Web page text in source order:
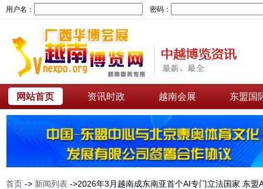
用户名： 密码：
网站首页 资讯时政 越南会展 东盟国
首页 -> 新闻列表 ->2026年3月越南成东南亚首个AI专门立法国家 东盟